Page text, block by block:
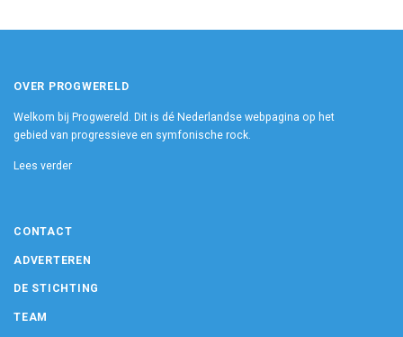
OVER PROGWERELD
Welkom bij Progwereld. Dit is dé Nederlandse webpagina op het
gebied van progressieve en symfonische rock.
Lees verder
CONTACT
ADVERTEREN
DE STICHTING
TEAM